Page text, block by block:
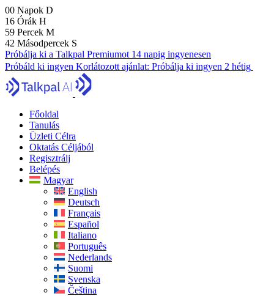
00 Napok D
16 Órák H
59 Percek M
41 Másodpercek S
Próbálja ki a Talkpal Premiumot 14 napig ingyenesen
Próbáld ki ingyen Korlátozott ajánlat: Próbálja ki ingyen 2 hétig
Főoldal
Tanulás
Üzleti Célra
Oktatás Céljából
Regisztrálj
Belépés
Magyar
English
Deutsch
Français
Español
Italiano
Português
Nederlands
Suomi
Svenska
Čeština